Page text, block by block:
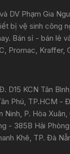
DV Phạm Gia
bị vệ sinh công
Bán sỉ - bán lẻ
Promac, Kraffer,
D15 KCN Tân
Phú, TP.HCM -
Ninh, P. Hòa Xuân,
- 385B Hải
Khê, TP. Đà